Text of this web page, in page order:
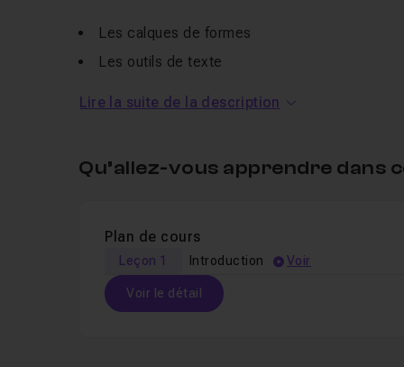
Les calques de formes
Les outils de texte
Pour en apprendre plus sur l'animation dans
Lire la suite de la description
Qu’allez-vous apprendre dans
Plan de cours
Leçon 1 Introduction Voir
Voir le détail